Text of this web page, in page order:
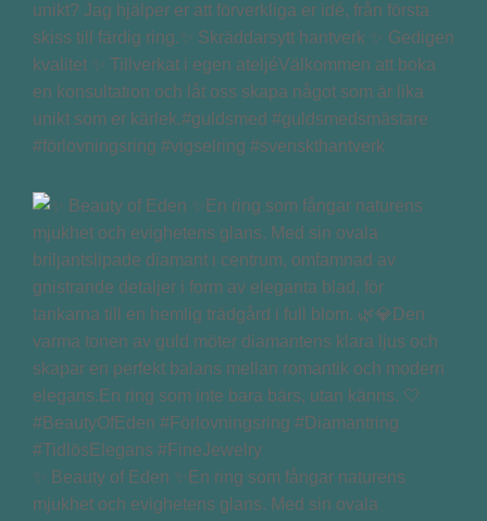
unikt? Jag hjälper er att förverkliga er idé, från första
skiss till färdig ring.✨ Skräddarsytt hantverk ✨ Gedigen
kvalitet ✨ Tillverkat i egen ateljéVälkommen att boka
en konsultation och låt oss skapa något som är lika
unikt som er kärlek.#guldsmed #guldsmedsmästare
#förlovningsring #vigselring #svenskthantverk
✨ Beauty of Eden ✨En ring som fångar naturens
mjukhet och evighetens glans. Med sin ovala